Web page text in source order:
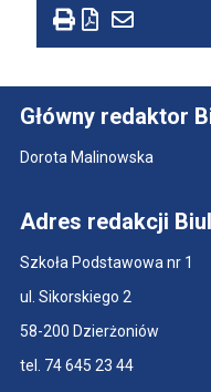
Główny redaktor
Dorota Malinowska
Adres redakcji
Szkoła Podstawowa nr 1
ul. Sikorskiego 2
58-200 Dzierżoniów
tel. 74 645 23 44